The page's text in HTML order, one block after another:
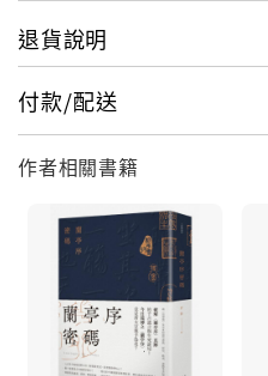
數白色蝙蝠，煙霧繚繞間
〈璇璣圖〉！
兩個月以來，命案連連，
翻地覆。女神探裴玄靜在皇
秋娘、被尊稱為八仙之一
詩人白居易等歷史名人的
到與這幅被劫的〈璇璣圖
然有了一絲光亮。
裴玄靜發現：大明宮中不
退貨說明
付款/配送
作者相關書籍